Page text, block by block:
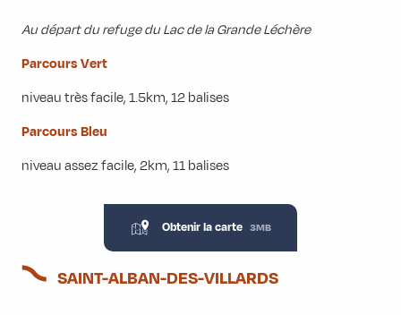
Au départ du refuge du Lac de la Grande Léchère
Parcours Vert
niveau très facile, 1.5km, 12 balises
Parcours Bleu
niveau assez facile, 2km, 11 balises
Obtenir la carte 3MB
SAINT-ALBAN-DES-VILLARDS